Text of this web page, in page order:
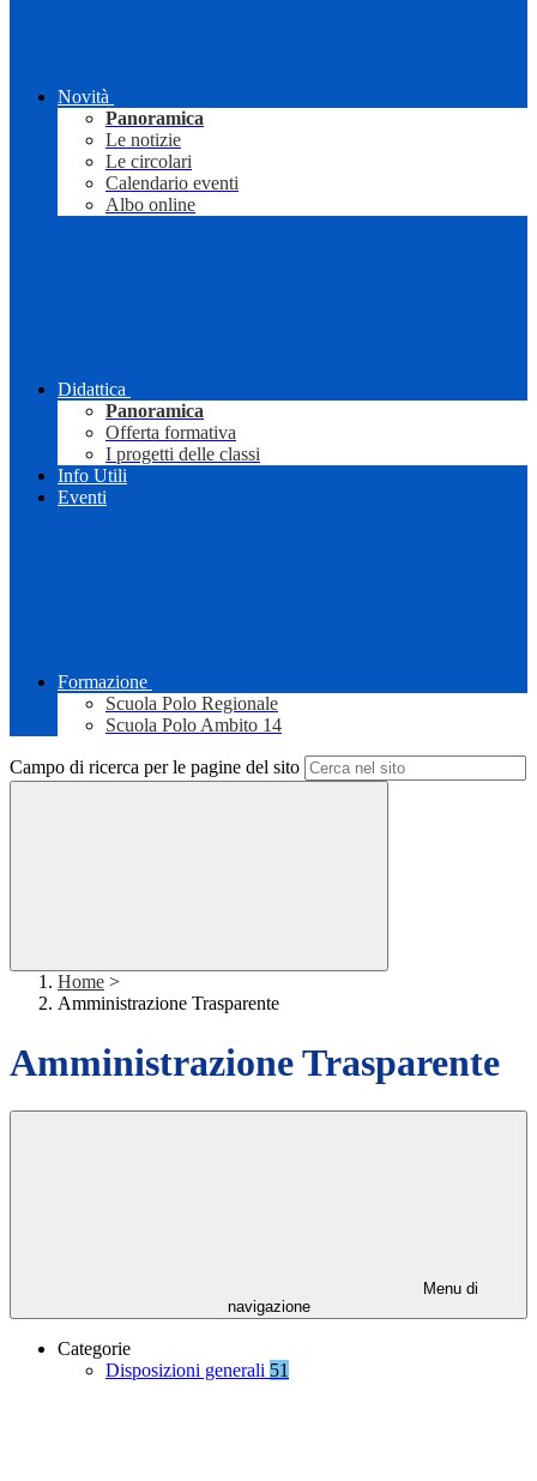
Novità
Panoramica
Le notizie
Le circolari
Calendario eventi
Albo online
Didattica
Panoramica
Offerta formativa
I progetti delle classi
Info Utili
Eventi
Formazione
Scuola Polo Regionale
Scuola Polo Ambito 14
Campo di ricerca per le pagine del sito
Home >
Amministrazione Trasparente
Amministrazione Trasparente
Menu di
navigazione
Categorie
Disposizioni generali 51